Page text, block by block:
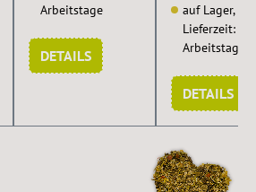
Arbeitstage
DETAILS
auf Lager,
Lieferzeit: 5 -
Arbeitstage
DETAILS